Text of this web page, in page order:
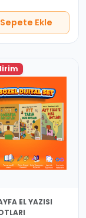
Sepete Ekle
EL YAZISI